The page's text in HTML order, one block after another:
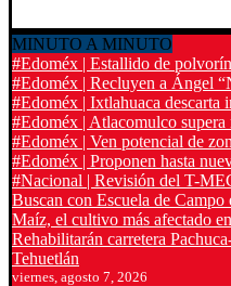
MINUTO A MINUTO
#Edoméx | Estallido de
#Edoméx | Recluyen a Ángel
#Edoméx | Ixtlahuaca descarta
#Edoméx | Atlacomulco supera
#Edoméx | Ven potencial de
#Edoméx | Proponen hasta
#Nacional | Revisión del T-
Buscan con Escuela de
Maíz, el cultivo más afectado
Rehabilitarán carretera
Tehuetlán
viernes, agosto 7, 2026